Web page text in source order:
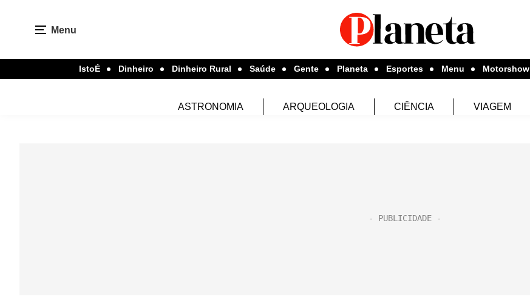
Menu
IstoÉ Dinheiro Dinheiro Rural Saúde Gente Planeta Esportes Menu Motorshow
ASTRONOMIA ARQUEOLOGIA CIÊNCIA VIAGEM